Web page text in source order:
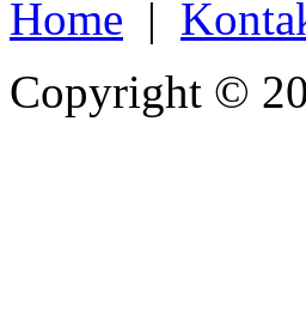
Home |
Copyright ©